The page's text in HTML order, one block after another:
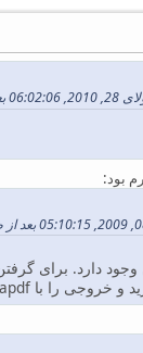
ظهر
بود: